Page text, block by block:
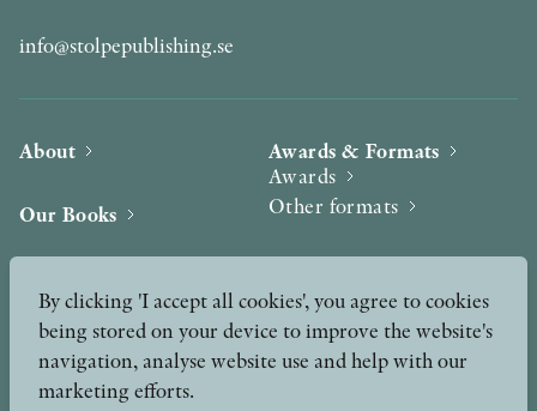
info@stolpepublishing.se
About
Our Books
News
Podcast & Video
Awards & Formats
Awards
Other formats
Press
By clicking 'I accept all cookies', you agree to cookies
being stored on your device to improve the website's
navigation, analyse website use and help with our
marketing efforts.